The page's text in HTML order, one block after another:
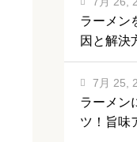
ラーメン
因と解決
ラーメン
ツ！旨味
7月 25,